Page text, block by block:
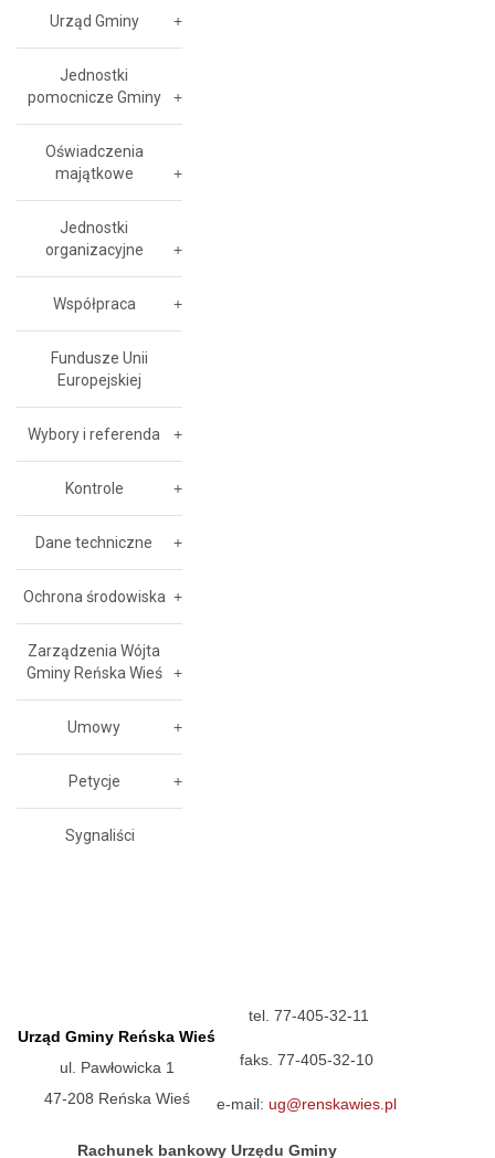
Urząd Gminy
Jednostki
pomocnicze Gminy
Oświadczenia
majątkowe
Jednostki
organizacyjne
Współpraca
Fundusze Unii
Europejskiej
Wybory i referenda
Kontrole
Dane techniczne
Ochrona środowiska
Zarządzenia Wójta
Gminy Reńska Wieś
Umowy
Petycje
Sygnaliści
Urząd Gminy Reńska Wieś
ul. Pawłowicka 1
47-208 Reńska Wieś
tel. 77-405-32-11
faks. 77-405-32-10
e-mail: ug@renskawies.pl
Rachunek bankowy Urzędu Gminy